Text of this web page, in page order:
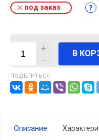
под заказ
В
ПОДЕЛИТЬСЯ:
Описание